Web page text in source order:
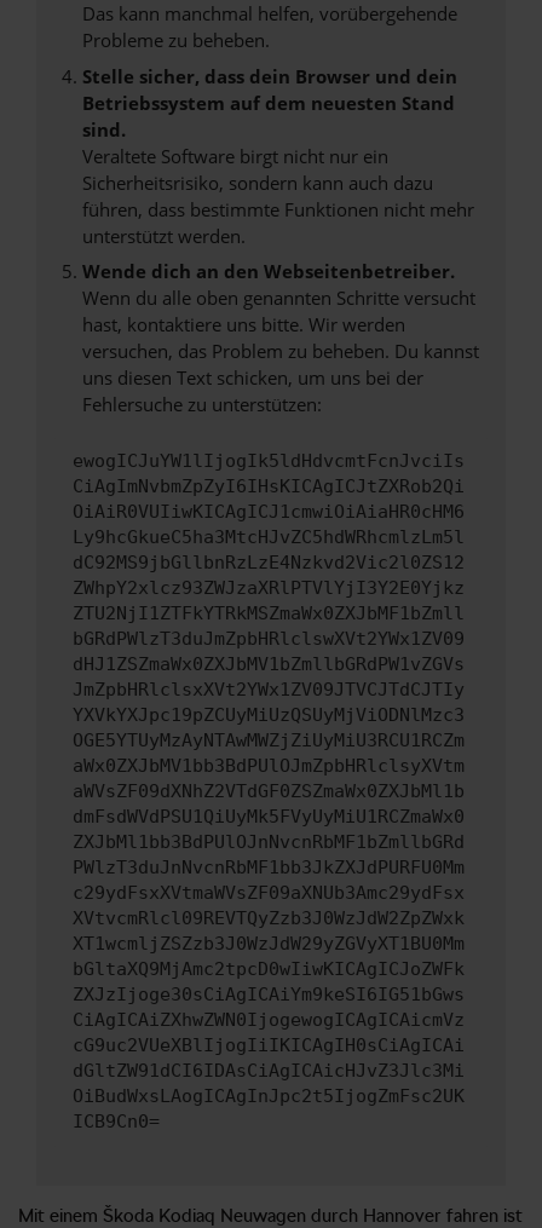
Das kann manchmal helfen, vorübergehende
Probleme zu beheben.
Stelle sicher, dass dein Browser und dein
Betriebssystem auf dem neuesten Stand
sind.
Veraltete Software birgt nicht nur ein
Sicherheitsrisiko, sondern kann auch dazu
führen, dass bestimmte Funktionen nicht mehr
unterstützt werden.
Wende dich an den Webseitenbetreiber.
Wenn du alle oben genannten Schritte versucht
hast, kontaktiere uns bitte. Wir werden
versuchen, das Problem zu beheben. Du kannst
uns diesen Text schicken, um uns bei der
Fehlersuche zu unterstützen:
ewogICJuYW1lIjogIk5ldHdvcmtFcnJvciIs
CiAgImNvbmZpZyI6IHsKICAgICJtZXRob2Qi
OiAiR0VUIiwKICAgICJ1cmwiOiAiaHR0cHM6
Ly9hcGkueC5ha3MtcHJvZC5hdWRhcmlzLm5l
dC92MS9jbGllbnRzLzE4Nzkvd2Vic2l0ZS12
ZWhpY2xlcz93ZWJzaXRlPTVlYjI3Y2E0Yjkz
ZTU2NjI1ZTFkYTRkMSZmaWx0ZXJbMF1bZmll
bGRdPWlzT3duJmZpbHRlclswXVt2YWx1ZV09
dHJ1ZSZmaWx0ZXJbMV1bZmllbGRdPW1vZGVs
JmZpbHRlclsxXVt2YWx1ZV09JTVCJTdCJTIy
YXVkYXJpc19pZCUyMiUzQSUyMjViODNlMzc3
OGE5YTUyMzAyNTAwMWZjZiUyMiU3RCU1RCZm
aWx0ZXJbMV1bb3BdPUlOJmZpbHRlclsyXVtm
aWVsZF09dXNhZ2VTdGF0ZSZmaWx0ZXJbMl1b
dmFsdWVdPSU1QiUyMk5FVyUyMiU1RCZmaWx0
ZXJbMl1bb3BdPUlOJnNvcnRbMF1bZmllbGRd
PWlzT3duJnNvcnRbMF1bb3JkZXJdPURFU0Mm
c29ydFsxXVtmaWVsZF09aXNUb3Amc29ydFsx
XVtvcmRlcl09REVTQyZzb3J0WzJdW2ZpZWxk
XT1wcmljZSZzb3J0WzJdW29yZGVyXT1BU0Mm
bGltaXQ9MjAmc2tpcD0wIiwKICAgICJoZWFk
ZXJzIjoge30sCiAgICAiYm9keSI6IG51bGws
CiAgICAiZXhwZWN0IjogewogICAgICAicmVz
cG9uc2VUeXBlIjogIiIKICAgIH0sCiAgICAi
dGltZW91dCI6IDAsCiAgICAicHJvZ3Jlc3Mi
OiBudWxsLAogICAgInJpc2t5IjogZmFsc2UK
ICB9Cn0=
Mit einem Škoda Kodiaq Neuwagen durch Hannover fahren ist